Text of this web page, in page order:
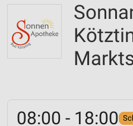
08:00 - 18:00